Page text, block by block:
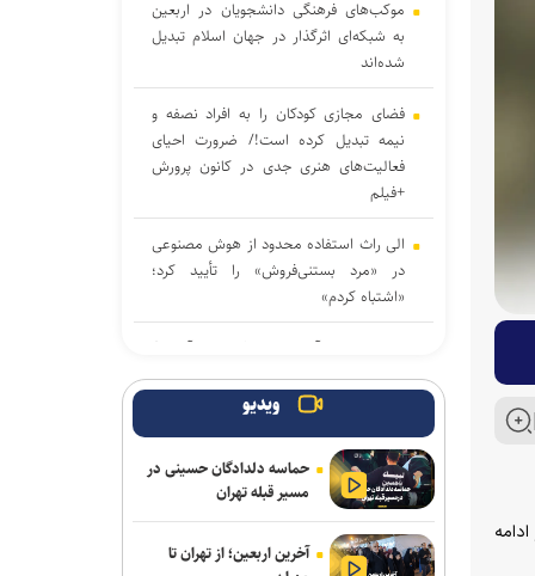
موکب‌های فرهنگی دانشجویان در اربعین
به شبکه‌ای اثرگذار در جهان اسلام تبدیل
شده‌اند
فضای مجازی کودکان را به افراد نصفه و
نیمه تبدیل کرده است!/ ضرورت احیای
فعالیت‌های هنری جدی در کانون پرورش
+فیلم
الی راث استفاده محدود از هوش مصنوعی
در «مرد بستنی‌فروش» را تأیید کرد؛
«اشتباه کردم»
جیمز کامرون آماده خداحافظی با «آواتار»/
«در حال ترسیم آخرین پرده از دوران
حرفه‌ای‌ام هستم»
مترجم سرشناس «ادیسه» هومر: نولان
هومر را بیش از حد ساده کرده است
درخشش «مرد آرام» در جشنواره ایماگو
ایتالیا
ویدیو
حماسه دلدادگان حسینی در
مسیر قبله تهران
آخرین اربعین؛ از تهران تا